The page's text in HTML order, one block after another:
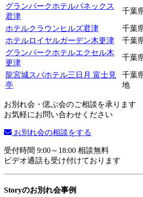
グランパークホテルパネックス
君津
千葉
ホテルクラウンヒルズ君津
千葉
ホテルロイヤルガーデン木更津
千葉
グランパークホテルエクセル木
更津
千葉
龍宮城スパホテル三日月 富士見
亭
千葉
地
お別れ会・偲ぶ会のご相談を承ります
お気軽にお問い合わせください
お別れ会の相談をする
受付時間 9:00～18:00 相談無料
ビデオ通話も受け付けております
Storyのお別れ会事例